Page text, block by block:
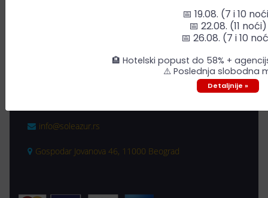
📅 19.08. (7 i 10
📅 22.08. (11 noći)
📅 26.08. (7 i 10
🏨 Hotelski popust do 58% +
⚠️ Poslednja slobodna
Detaljnije »
info@soleazur.rs
Gospodar Jovanova 46, 11000 Beograd